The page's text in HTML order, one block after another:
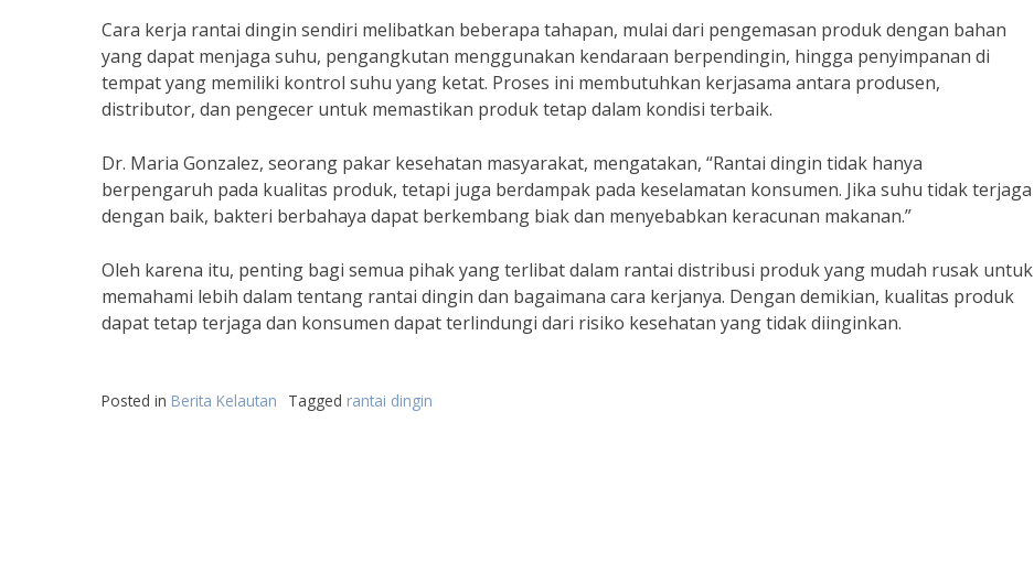
Cara kerja rantai dingin sendiri melibatkan beberapa tahapan, mulai dari pengemasan produk dengan bahan
yang dapat menjaga suhu, pengangkutan menggunakan kendaraan berpendingin, hingga penyimpanan di
tempat yang memiliki kontrol suhu yang ketat. Proses ini membutuhkan kerjasama antara produsen,
distributor, dan pengecer untuk memastikan produk tetap dalam kondisi terbaik.
Dr. Maria Gonzalez, seorang pakar kesehatan masyarakat, mengatakan, “Rantai dingin tidak hanya
berpengaruh pada kualitas produk, tetapi juga berdampak pada keselamatan konsumen. Jika suhu tidak terjaga
dengan baik, bakteri berbahaya dapat berkembang biak dan menyebabkan keracunan makanan.”
Oleh karena itu, penting bagi semua pihak yang terlibat dalam rantai distribusi produk yang mudah rusak untuk
memahami lebih dalam tentang rantai dingin dan bagaimana cara kerjanya. Dengan demikian, kualitas produk
dapat tetap terjaga dan konsumen dapat terlindungi dari risiko kesehatan yang tidak diinginkan.
Posted in Berita Kelautan Tagged rantai dingin